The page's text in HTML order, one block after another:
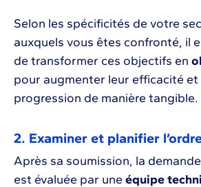
Selon les spécificités de votre
auxquels vous êtes confronté, il
de transformer ces objectifs en
pour augmenter leur efficacité et
progression de manière tangible.
2. Examiner et planifier
Après sa soumission, la
est évaluée par une équipe